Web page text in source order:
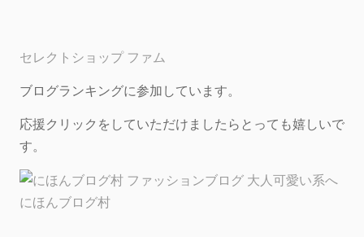
セレクトショップ ファム
ブログランキングに参加しています。
応援クリックをしていただけましたらとっても嬉しいで
す。
にほんブログ村